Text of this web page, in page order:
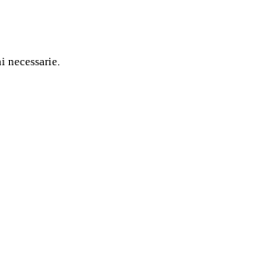
necessarie.